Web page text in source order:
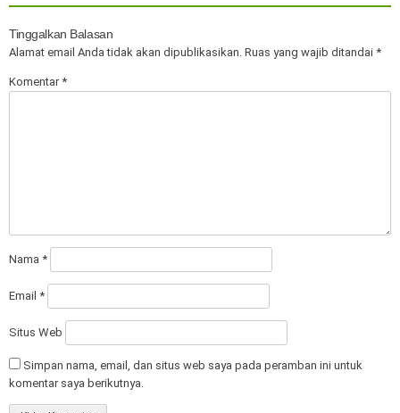
Tinggalkan Balasan
Alamat email Anda tidak akan dipublikasikan. Ruas yang wajib ditandai *
Komentar*
Nama *
Email *
Situs Web
Simpan nama, email, dan situs web saya pada peramban ini untuk
komentar saya berikutnya.